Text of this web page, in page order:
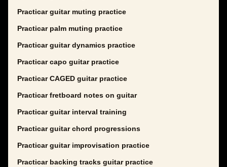
Practicar guitar muting practice
Practicar palm muting practice
Practicar guitar dynamics practice
Practicar capo guitar practice
Practicar CAGED guitar practice
Practicar fretboard notes on guitar
Practicar guitar interval training
Practicar guitar chord progressions
Practicar guitar improvisation practice
Practicar backing tracks guitar practice